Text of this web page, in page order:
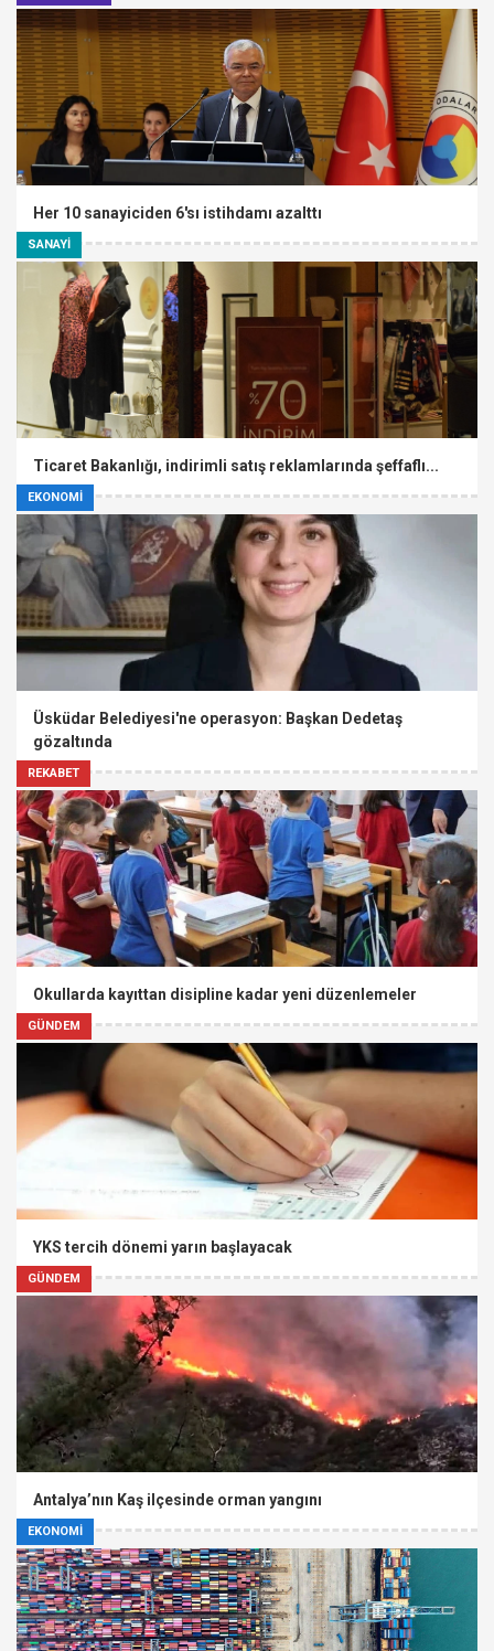
SANAYİ
Her 10 sanayiciden 6'sı istihdamı azalttı
EKONOMİ
Ticaret Bakanlığı, indirimli satış reklamlarında şeffaflı...
REKABET
Üsküdar Belediyesi'ne operasyon: Başkan Dedetaş
gözaltında
GÜNDEM
Okullarda kayıttan disipline kadar yeni düzenlemeler
GÜNDEM
YKS tercih dönemi yarın başlayacak
EKONOMİ
Antalya’nın Kaş ilçesinde orman yangını